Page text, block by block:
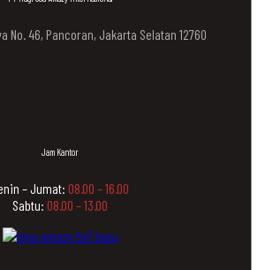
No. 46, Pancoran, Jakarta Selatan 12760
Jam Kantor
– Jumat: 08.00 – 16.00
Sabtu: 08.00 – 13.00